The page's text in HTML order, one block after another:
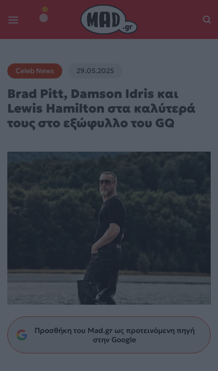
Celeb News 29.05.2025
Brad Pitt, Damson Idris και
Lewis Hamilton στα καλύτερά
τους στο εξώφυλλο του GQ
Προσθήκη του Mad.gr ως προτεινόμενη πηγή
στην Google